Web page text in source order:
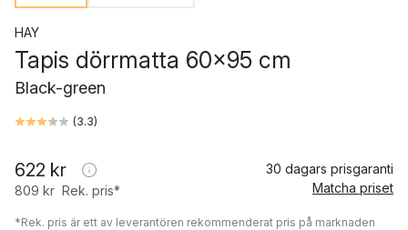
HAY
Tapis dörrmatta 60x95 cm
Black-green
(3.3)
622 kr
809 kr Rek. pris*
30 dagars prisgaranti
Matcha priset
*Rek. pris är ett av leverantören rekommenderat pris på marknaden